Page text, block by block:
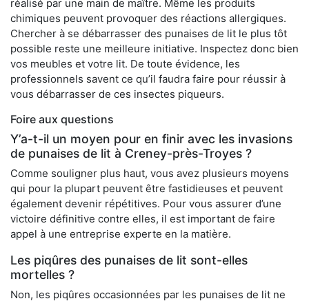
réalisé par une main de maître. Même les produits
chimiques peuvent provoquer des réactions allergiques.
Chercher à se débarrasser des punaises de lit le plus tôt
possible reste une meilleure initiative. Inspectez donc bien
vos meubles et votre lit. De toute évidence, les
professionnels savent ce qu’il faudra faire pour réussir à
vous débarrasser de ces insectes piqueurs.
Foire aux questions
Y’a-t-il un moyen pour en finir avec les invasions
de punaises de lit à Creney-près-Troyes ?
Comme souligner plus haut, vous avez plusieurs moyens
qui pour la plupart peuvent être fastidieuses et peuvent
également devenir répétitives. Pour vous assurer d’une
victoire définitive contre elles, il est important de faire
appel à une entreprise experte en la matière.
Les piqûres des punaises de lit sont-elles
mortelles ?
Non, les piqûres occasionnées par les punaises de lit ne